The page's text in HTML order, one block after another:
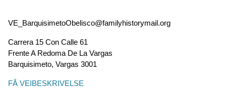
VE_BarquisimetoObelisco@familyhistorymail.org
Carrera 15 Con Calle 61
Frente A Redoma De La Vargas
Barquisimeto, Vargas 3001
FÅ VEIBESKRIVELSE